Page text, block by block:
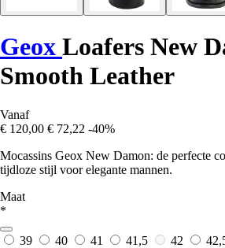
Geox Loafers New
Smooth Leather
Vanaf
€ 120,00 € 72,22 -40%
Mocassins Geox New Damon: de perfecte
tijdloze stijl voor elegante mannen.
Maat
*
39 40 41 41,5 42